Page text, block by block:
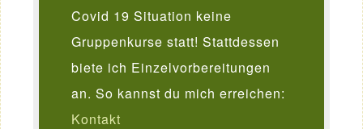
Covid 19 Situation keine
Gruppenkurse statt! Stattdessen
biete ich Einzelvorbereitungen
an. So kannst du mich erreichen:
Kontakt